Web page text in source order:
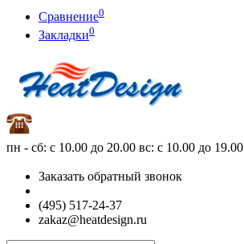
Сравнение0
Закладки0
пн - сб: с 10.00 до 20.00 вс: с 10.00 до 19.00
Заказать обратный звонок
(495) 517-24-37
zakaz@heatdesign.ru